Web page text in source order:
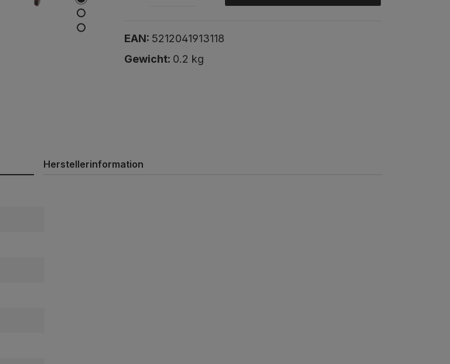
EAN: 5212041913118
Gewicht: 0.2 kg
Herstellerinformation